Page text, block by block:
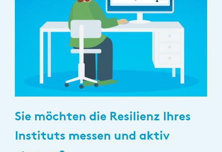
Sie möchten die Resilienz Ihres
Instituts messen und aktiv